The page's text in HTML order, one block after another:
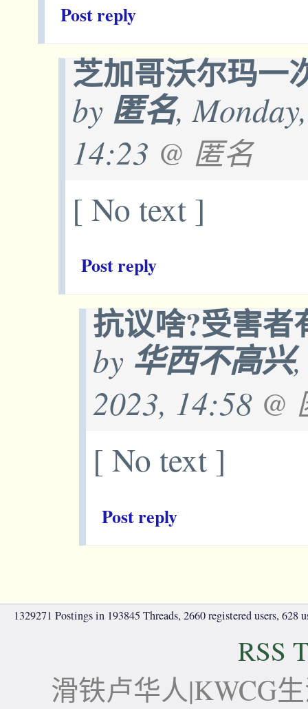
Post reply
芝加哥沃尔玛一
by 匿名,
14:23 @ 匿名
[ No text ]
Post reply
抗议啥?受害者
by 华西不高兴
2023, 14:58 @
[ No text ]
Post reply
1329271 Postings in 193845 Threads, 2660 registered users, 628
RSS
滑铁卢华人|KWCG